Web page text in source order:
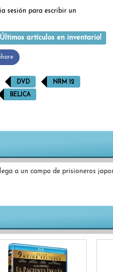
sesión para escribir un
artículos en inventario!
DVD NRM 12
BELICA
a un campo de prisioneros